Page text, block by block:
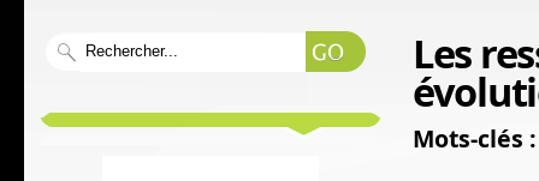
Les
Mots-clés :